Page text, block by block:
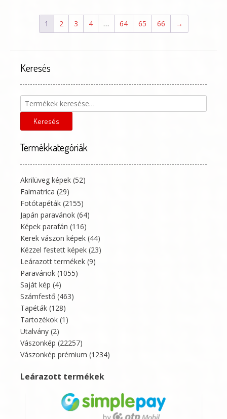
1 2 3 4 … 64 65 66 →
Keresés
Keresés
a
következőre:
Keresés
Termékkategóriák
Akrilüveg képek (52)
Falmatrica (29)
Fotótapéták (2155)
Japán paravánok (64)
Képek parafán (116)
Kerek vászon képek (44)
Kézzel festett képek (23)
Leárazott termékek (9)
Paravánok (1055)
Saját kép (4)
Számfestő (463)
Tapéták (128)
Tartozékok (1)
Utalvány (2)
Vászonkép (22257)
Vászonkép prémium (1234)
Leárazott termékek